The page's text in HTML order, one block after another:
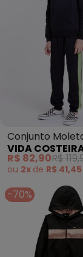
Conjunto
Infantil Faixa
(Preto)
VIDA
R$ 82,90R$
ou 2x de R$ 41,45
-70%